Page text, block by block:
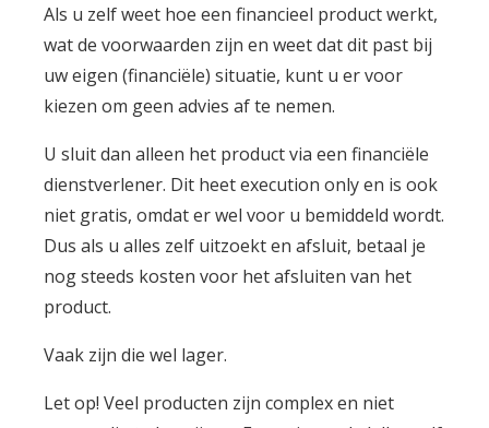
Als u zelf weet hoe een financieel product werkt,
wat de voorwaarden zijn en weet dat dit past bij
uw eigen (financiële) situatie, kunt u er voor
kiezen om geen advies af te nemen.
U sluit dan alleen het product via een financiële
dienstverlener. Dit heet execution only en is ook
niet gratis, omdat er wel voor u bemiddeld wordt.
Dus als u alles zelf uitzoekt en afsluit, betaal je
nog steeds kosten voor het afsluiten van het
product.
Vaak zijn die wel lager.
Let op! Veel producten zijn complex en niet